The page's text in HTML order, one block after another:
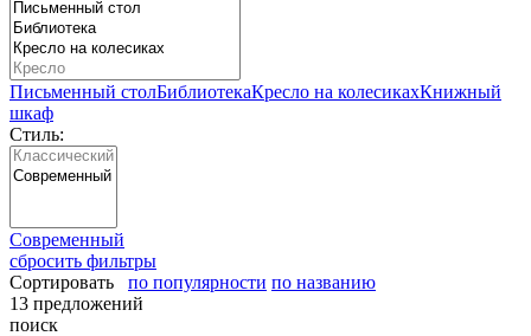
Письменный столБиблиотекаКресло на колесикахКнижный
шкаф
Стиль:
Современный
сбросить фильтры
Сортировать
по популярности по названию
13 предложений
поиск